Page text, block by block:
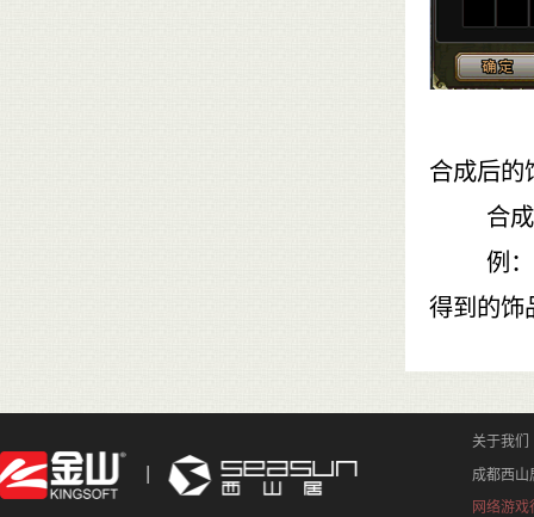
合成后的
合成得
例：长
得到的饰
关于我们
成都西山
网络游